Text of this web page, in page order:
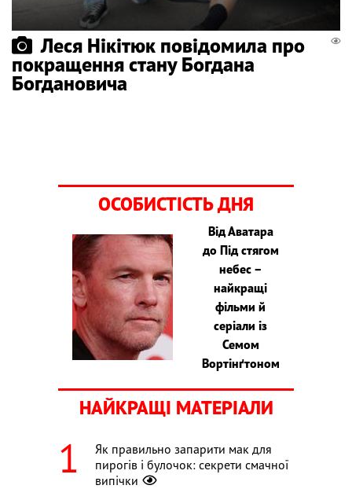
Леся Нікітюк повідомила про
покращення стану Богдана
Богдановича
ОСОБИСТІСТЬ ДНЯ
Від Аватара
до Під стягом
небес –
найкращі
фільми й
серіали із
Семом
Вортінґтоном
НАЙКРАЩІ МАТЕРІАЛИ
Як правильно запарити мак для
пирогів і булочок: секрети смачної
випічки